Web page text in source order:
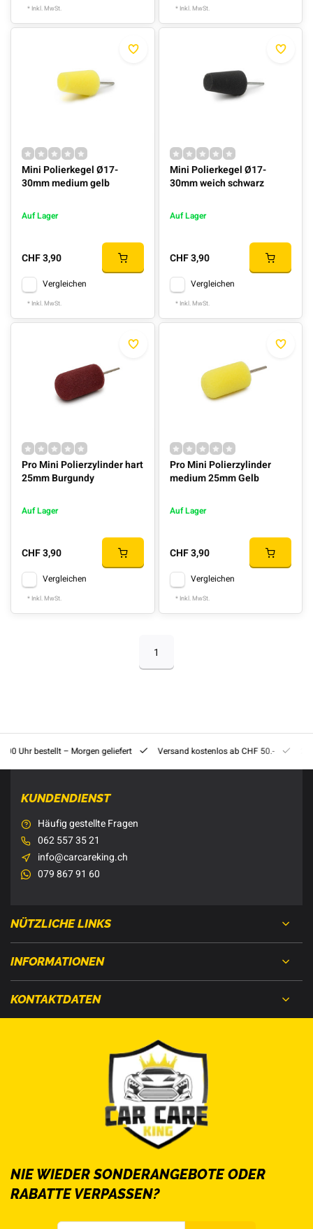
* Inkl. MwSt. * Inkl. MwSt.
Mini Polierkegel Ø17-
30mm medium gelb
Auf Lager
CHF 3,90
Vergleichen
* Inkl. MwSt.
Mini Polierkegel Ø17-
30mm weich schwarz
Auf Lager
CHF 3,90
Vergleichen
* Inkl. MwSt.
Pro Mini Polierzylinder hart
25mm Burgundy
Auf Lager
CHF 3,90
Vergleichen
* Inkl. MwSt.
Pro Mini Polierzylinder
medium 25mm Gelb
Auf Lager
CHF 3,90
Vergleichen
* Inkl. MwSt.
1
Uhr bestellt – Morgen geliefert Versand kostenlos ab CHF 50.-
KUNDENDIENST
Häufig gestellte Fragen
062 557 35 21
info@carcareking.ch
079 867 91 60
NÜTZLICHE LINKS
INFORMATIONEN
KONTAKTDATEN
NIE WIEDER SONDERANGEBOTE ODER
RABATTE VERPASSEN?